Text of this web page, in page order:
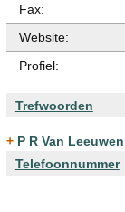
Fax:
Website:
Profiel:
Trefwoorden
+ P R Van Leeuwen
Telefoonnummer